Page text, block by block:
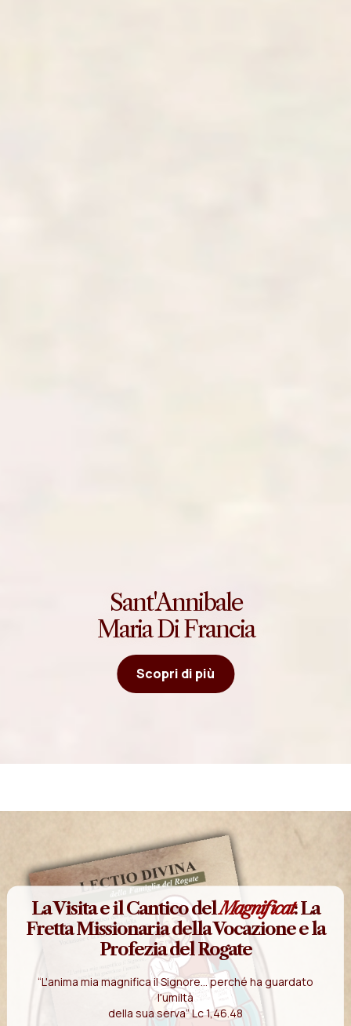
Sant'Annibale
Maria Di Francia
Scopri di più
La Visita e il Cantico delMagnificat: La
Fretta Missionaria della Vocazione e la
Profezia del Rogate
“L'anima mia magnifica il Signore... perché ha guardato
l'umiltà
della sua serva” Lc 1,46.48